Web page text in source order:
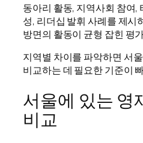
동아리 활동, 지역사회 참여,
성, 리더십 발휘 사례를 제시
방면의 활동이 균형 잡힌 평
지역별 차이를 파악하면 서
비교하는 데 필요한 기준이
서울에 있는 영
비교